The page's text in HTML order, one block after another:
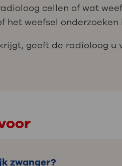
cellen of wat
het weefsel
geeft de radioloog
zwanger?